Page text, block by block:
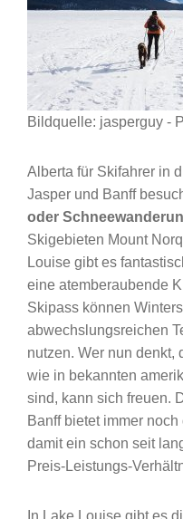
Bildquelle: jasperguy -
Alberta für Skifahrer in
Jasper und Banff
oder
Skigebieten Mount
Louise gibt es
eine atemberaubende
Skipass können
abwechslungsreichen
nutzen. Wer nun denkt,
wie in bekannten
sind, kann sich freuen.
Banff bietet immer
damit ein schon seit
Preis-Leistungs-
In Lake Louise gibt es